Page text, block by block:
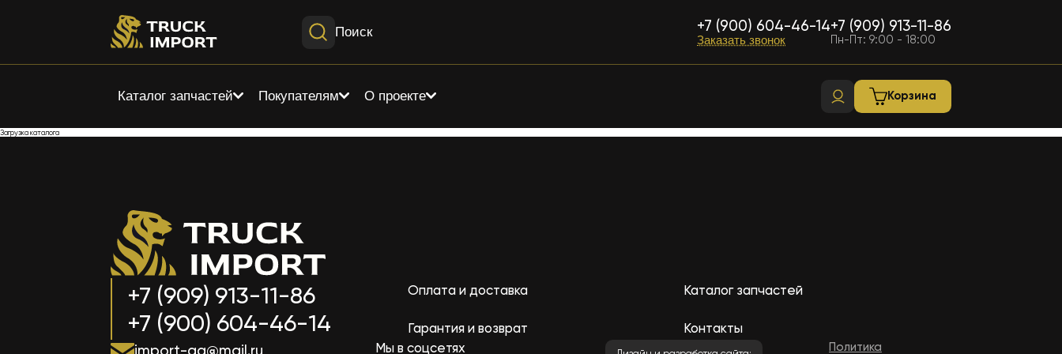
Поиск +7 (900) 604-46-14
Заказать звонок
+7 (909) 913-11-86
Пн-Пт: 9:00 - 18:00
Каталог запчастей Покупателям О проекте Корзина
Загрузка каталога
+7 (909) 913-11-86
+7 (900) 604-46-14
Оплата и доставка
Гарантия и возврат
Каталог запчастей
Контакты
Мы в соцсетях
Политика